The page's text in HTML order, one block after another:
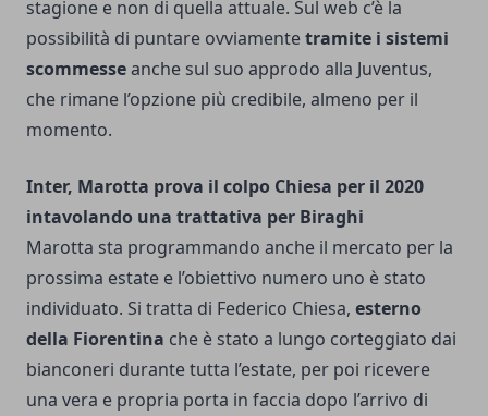
stagione e non di quella attuale. Sul web c’è la
possibilità di puntare ovviamentetramite i sistemi
scommesseanche sul suo approdo alla Juventus,
che rimane l’opzione più credibile, almeno per il
momento.
Inter, Marotta prova il colpo Chiesa per il 2020
intavolando una trattativa per Biraghi
Marotta sta programmando anche il mercato per la
prossima estate e l’obiettivo numero uno è stato
individuato. Si tratta di Federico Chiesa, esterno
della Fiorentina che è stato a lungo corteggiato dai
bianconeri durante tutta l’estate, per poi ricevere
una vera e propria porta in faccia dopo l’arrivo di